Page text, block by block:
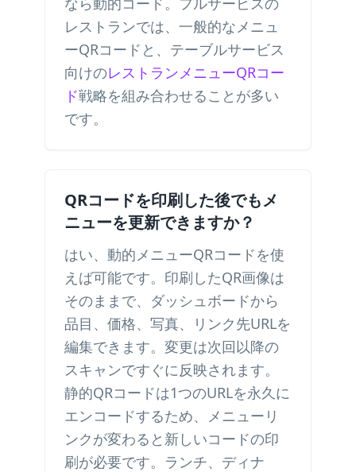
レストランでは、一般的なメニュ
ーQRコードと、テーブルサービス
向けのレストランメニューQRコー
ド戦略を組み合わせることが多い
です。
QRコードを印刷した後でもメ
ニューを更新できますか？
はい、動的メニューQRコードを使
えば可能です。印刷したQR画像は
そのままで、ダッシュボードから
品目、価格、写真、リンク先URLを
編集できます。変更は次回以降の
スキャンですぐに反映されます。
静的QRコードは1つのURLを永久に
エンコードするため、メニューリ
ンクが変わると新しいコードの印
刷が必要です。ランチ、ディナ